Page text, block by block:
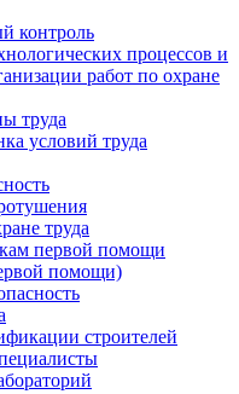
контроль
процессов и
работ по охране
труда
условий труда
труда
первой помощи
помощи)
строителей